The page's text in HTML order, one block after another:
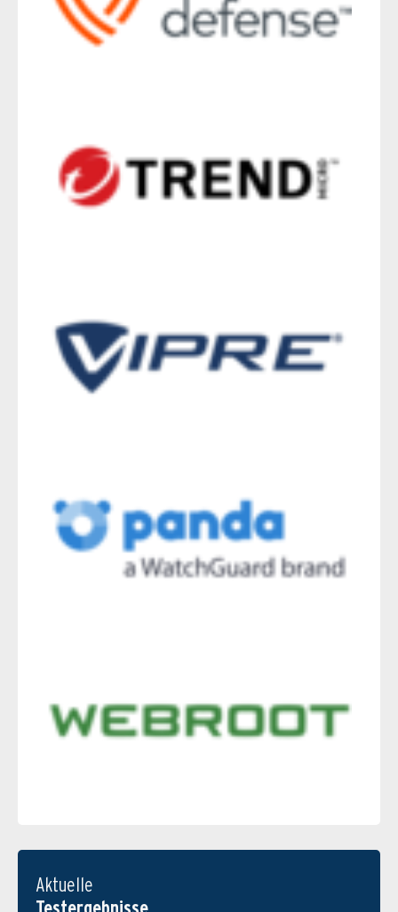
Aktuelle
Testergebnisse